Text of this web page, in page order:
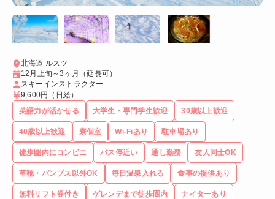
北海道 ルスツ
12月上旬～3ヶ月（延長可）
スキーインストラクター
9,600円 （日給）
英語力が活かせる
大学生・専門学生歓迎 30歳以上歓迎
40歳以上歓迎 寮個室 Wi-Fiあり 駐車場あり
徒歩圏内にコンビニ バス停近い 通し勤務 友人同士OK
革靴・パンプス以外OK 毎日温泉入れる 食事の提供あり
無料リフト券付き ゲレンデまで徒歩圏内 ナイターあり